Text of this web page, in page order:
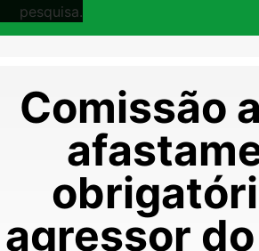
pesquisa.
Comissão
agressor